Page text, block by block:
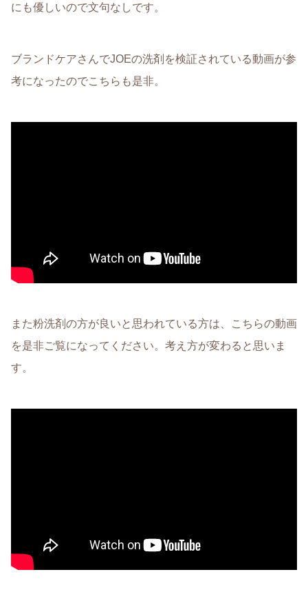
にも優しいので文句なしです。
ブランドケアさんでJOEの洗剤を検証されている動画が参
考になったのでこちらも是非。
また粉洗剤の方が良いと思われている方は、こちらの動画
を是非ご覧になってください。考え方が変わると思いま
す。